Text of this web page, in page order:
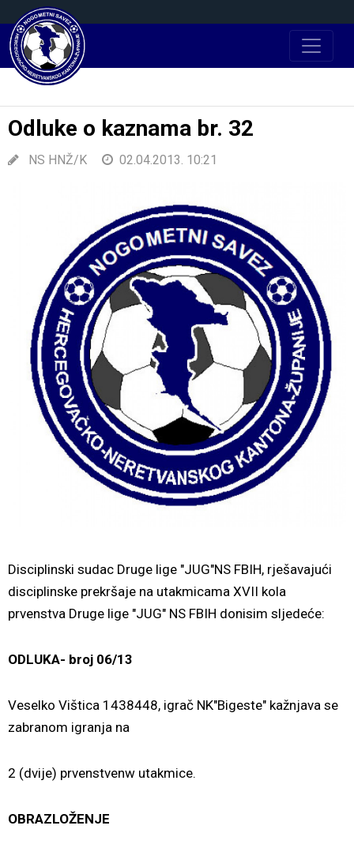
Odluke o kaznama br. 32
NS HNŽ/K 02.04.2013. 10:21
Disciplinski sudac Druge lige "JUG"NS FBIH, rješavajući
disciplinske prekršaje na utakmicama XVII kola
prvenstva Druge lige "JUG" NS FBIH donisim sljedeće:
ODLUKA- broj 06/13
Veselko Vištica 1438448, igrač NK"Bigeste" kažnjava se
zabranom igranja na
2 (dvije) prvenstvenw utakmice.
OBRAZLOŽENJE